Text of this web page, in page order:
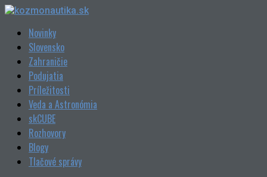
Skip
contentNovinky
Slovensko
Zahraničie
Podujatia
Príležitosti
Veda a Astronómia
skCUBE
Rozhovory
Blogy
Tlačové správy